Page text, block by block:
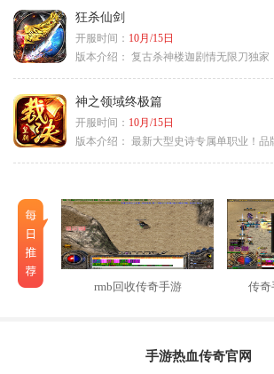
狂杀仙剑
开服时间： 10月/15日
版本介绍： 复古杀神楼迦剧情无限刀独家
神之领域终极篇
开服时间： 10月/15日
版本介绍： 最新大型史诗专属单职业！品
rmb回收传奇手游 传奇
手游热血传奇官网